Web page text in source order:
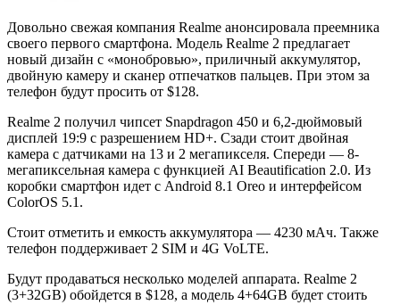
Довольно свежая компания Realme анонсировала преемника
своего первого смартфона. Модель Realme 2 предлагает
новый дизайн с «монобровью», приличный аккумулятор,
двойную камеру и сканер отпечатков пальцев. При этом за
телефон будут просить от $128.
Realme 2 получил чипсет Snapdragon 450 и 6,2-дюймовый
дисплей 19:9 с разрешением HD+. Сзади стоит двойная
камера с датчиками на 13 и 2 мегапикселя. Спереди — 8-
мегапиксельная камера с функцией AI Beautification 2.0. Из
коробки смартфон идет с Android 8.1 Oreo и интерфейсом
ColorOS 5.1.
Стоит отметить и емкость аккумулятора — 4230 мАч. Также
телефон поддерживает 2 SIM и 4G VoLTE.
Будут продаваться несколько моделей аппарата. Realme 2
(3+32GB) обойдется в $128, а модель 4+64GB будет стоить